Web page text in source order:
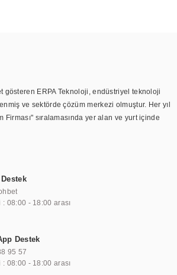
gösteren ERPA Teknoloji, endüstriyel teknoloji
ve sektörde çözüm merkezi olmuştur. Her yıl
sıralamasında yer alan ve yurt içinde
ürettiği ürünlerde kullanmıştır. Günümüzde
kiosk, totem, akıllı durak ekranı, araç içi
menüboard, marin ekran, medikal ekran,
kapı önü bilgi ekranları, panel PC,
PC, endüstriyel mini PC ve akıllı bina sistemleri
boyutları arasında üretebilirken, ayrıca standart
: 08:00 - 18:00 arası
Destek
95 57
: 08:00 - 18:00 arası